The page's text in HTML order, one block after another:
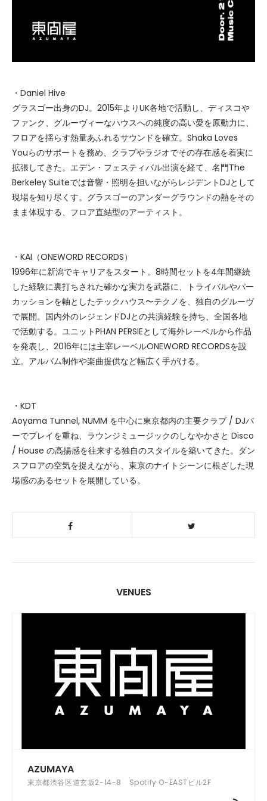
・Daniel Hive
グラスゴー出身のDJ。2015年よりUK各地で活動し、ディスコや
ファンク、グルーヴィーなハウスへの純度の高い愛を原動力に、
フロアを揺らす熱量あふれるサウンドを確立。Shaka Loves
Youらのサポートを務め、クラブやラジオでその存在感を着実に
拡張してきた。エデン・フェスティバル出演を経て、名門The
Berkeley Suiteでは音響・照明を担いながらレジデントDJとして
現場を知り尽くす。グラスゴーのアンダーグラウンドの熱をその
まま体現する、フロア直結型のアーティスト。
・KAI（ONEWORD RECORDS）
1996年に新潟でキャリアをスタート。8時間セットを4年間継続
した経験に裏打ちされた確かな実力を武器に、トライバルやパー
カッションを軸としたテックハウス〜テクノを、独自のグルーヴ
で展開。国内外のレジェンドDJとの共演経験を持ち、全国各地
で活動する。ユニットPHAN PERSIEとして海外レーベルから作品
を発表し、2016年には主宰レーベルONEWORD RECORDSを設
立。アルバム制作や楽曲提供など幅広く手がける。
・KDT
Aoyama Tunnel, NUMM を中心に東京都内の主要クラブ / DJバ
ーでプレイを重ね、ラウンジミュージックのしなやかさと Disco
/ House の高揚感を往来する独自のスタイルを築いてきた。ダン
スフロアの空気を捉えながら、東京のナイトシーンに根ざした現
場感のあるセットを展開している。
VENUES
AZUMAYA
東京都渋谷区道玄坂2-14-8 Spotify O-EASTビル2F